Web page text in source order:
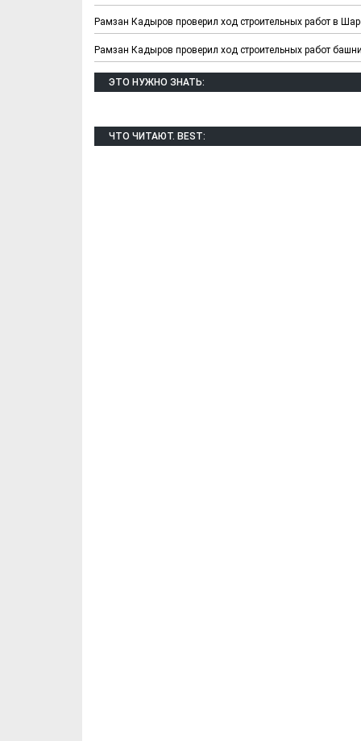
Рамзан Кадыров проверил ход строительных работ в
Рамзан Кадыров проверил ход строительных работ
ЭТО НУЖНО ЗНАТЬ:
ЧТО ЧИТАЮТ. BEST: